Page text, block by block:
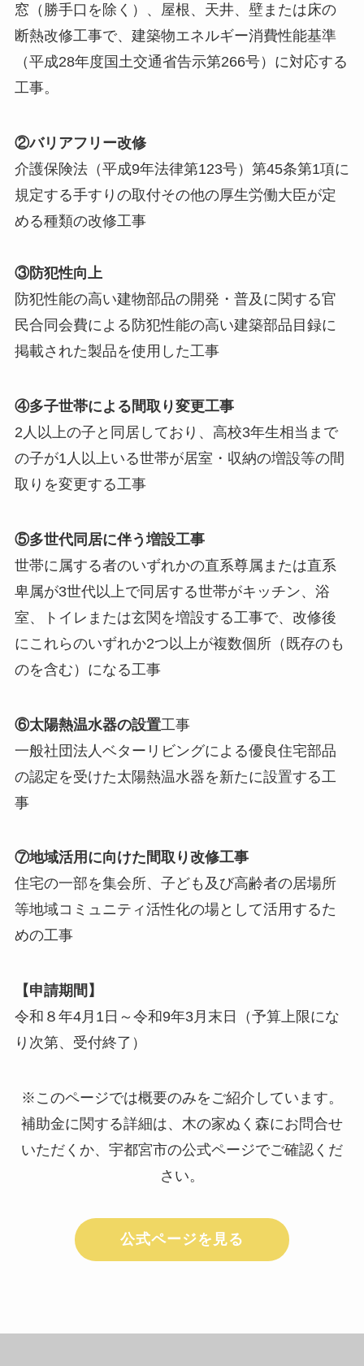
窓（勝手口を除く）、屋根、天井、壁または床の
断熱改修工事で、建築物エネルギー消費性能基準
（平成28年度国土交通省告示第266号）に対応する
工事。
②バリアフリー改修
介護保険法（平成9年法律第123号）第45条第1項に
規定する手すりの取付その他の厚生労働大臣が定
める種類の改修工事
③防犯性向上
防犯性能の高い建物部品の開発・普及に関する官
民合同会費による防犯性能の高い建築部品目録に
掲載された製品を使用した工事
④多子世帯による間取り変更工事
2人以上の子と同居しており、高校3年生相当まで
の子が1人以上いる世帯が居室・収納の増設等の間
取りを変更する工事
⑤多世代同居に伴う増設工事
世帯に属する者のいずれかの直系尊属または直系
卑属が3世代以上で同居する世帯がキッチン、浴
室、トイレまたは玄関を増設する工事で、改修後
にこれらのいずれか2つ以上が複数個所（既存のも
のを含む）になる工事
⑥太陽熱温水器の設置工事
一般社団法人ベターリビングによる優良住宅部品
の認定を受けた太陽熱温水器を新たに設置する工
事
⑦地域活用に向けた間取り改修工事
住宅の一部を集会所、子ども及び高齢者の居場所
等地域コミュニティ活性化の場として活用するた
めの工事
【申請期間】
令和８年4月1日～令和9年3月末日（予算上限にな
り次第、受付終了）
※このページでは概要のみをご紹介しています。
補助金に関する詳細は、木の家ぬく森にお問合せ
いただくか、宇都宮市の公式ページでご確認くだ
さい。
公式ページを見る